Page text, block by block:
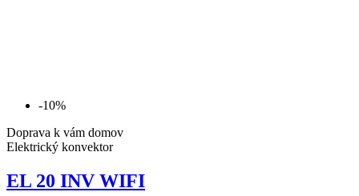
-10%
Doprava k vám domov
Elektrický konvektor
EL 20 INV WIFI